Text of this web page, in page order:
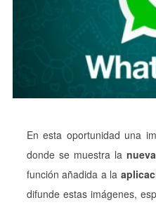
En esta oportunidad una
donde se muestra la
función añadida a la
difunde estas imágenes,